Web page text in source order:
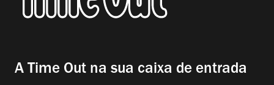
A Time Out na sua caixa de entrada